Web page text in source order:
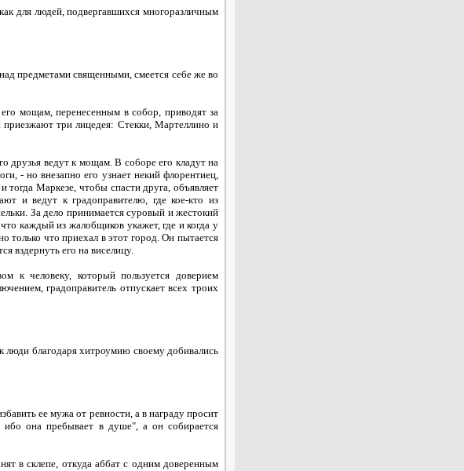
для людей, подвергавшихся многоразличным
предметами священными, смеется себе же во
мощам, перенесенным в собор, приводят за
три лицедея: Стекки, Мартеллино и
друзья ведут к мощам. В соборе его кладут на
- но внезапно его узнает некий флорентиец,
тогда Маркезе, чтобы спасти друга, объявляет
и ведут к градоправителю, где кое-кто из
За дело принимается суровый и жестокий
каждый из жалобщиков укажет, где и когда у
только что приехал в этот город. Он пытается
вздернуть его на виселицу.
человеку, который пользуется доверием
градоправитель отпускает всех троих
благодаря хитроумию своему добивались
ее мужа от ревности, а в награду просит
ибо она пребывает в душе", а он собирается
в склепе, откуда аббат с одним доверенным